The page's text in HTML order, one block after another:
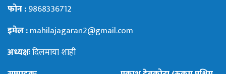
फोन :9868336712
इमेल :mahilajagaran2@gmail.com
अध्यक्षःदिलमाया शाही